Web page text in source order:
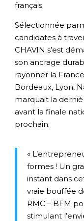
français.
Sélectionnée
candidates à
CHAVIN s’est
son ancrage
rayonner la
Bordeaux, Lyon,
marquait la
avant la finale
prochain.
«
formes ! Un
instant dans
vraie bouffée
RMC – BFM
stimulant